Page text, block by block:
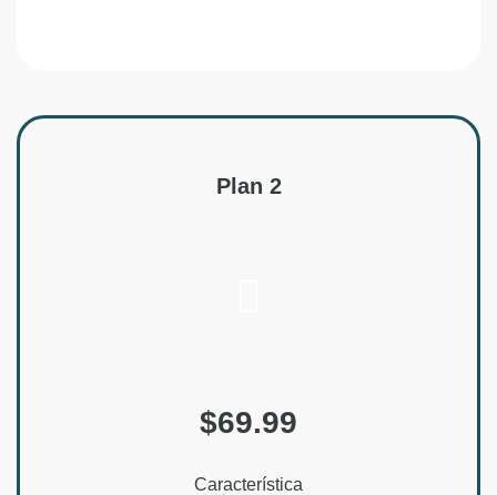
Plan 2
$69.99
Característica